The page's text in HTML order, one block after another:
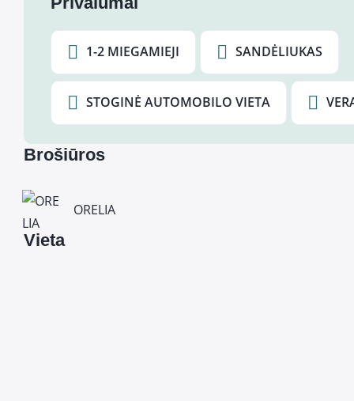
1-2 MIEGAMIEJI SANDĖLIUKAS
STOGINĖ AUTOMOBILO VIETA
Brošiūros
ORELIA
Vieta